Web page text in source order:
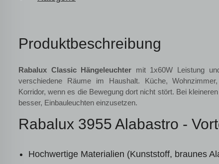
Produktbeschreibung
Rabalux Classic Hängeleuchter mit 1x60W Leistung
verschiedene Räume im Haushalt. Küche,
Korridor, wenn es die Bewegung dort nicht stört. Bei
besser, Einbauleuchten einzusetzen.
Rabalux 3955 Alabastro -
Hochwertige Materialien (Kunststoff, braunes